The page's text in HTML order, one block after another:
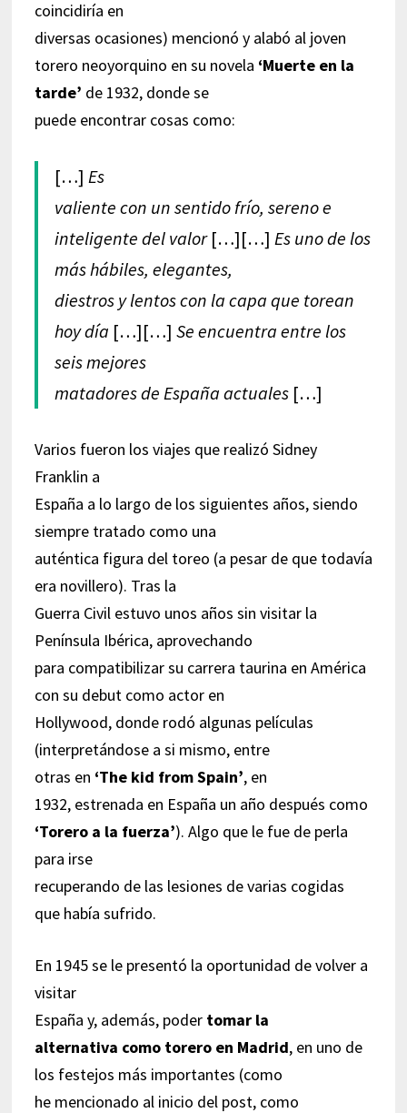
coincidiría en
diversas ocasiones) mencionó y alabó al joven
torero neoyorquino en su novela ‘Muerte en la
tarde’ de 1932, donde se
puede encontrar cosas como:
[…] Es
valiente con un sentido frío, sereno e
inteligente del valor[…][…] Es uno de los
más hábiles, elegantes,
diestros y lentos con la capa que torean
hoy día […][…] Se encuentra entre los
seis mejores
matadores de España actuales[…]
Varios fueron los viajes que realizó Sidney
Franklin a
España a lo largo de los siguientes años, siendo
siempre tratado como una
auténtica figura del toreo (a pesar de que todavía
era novillero). Tras la
Guerra Civil estuvo unos años sin visitar la
Península Ibérica, aprovechando
para compatibilizar su carrera taurina en América
con su debut como actor en
Hollywood, donde rodó algunas películas
(interpretándose a si mismo, entre
otras en ‘The kid from Spain’, en
1932, estrenada en España un año después como
‘Torero a la fuerza’). Algo que le fue de perla
para irse
recuperando de las lesiones de varias cogidas
que había sufrido.
En 1945 se le presentó la oportunidad de volver a
visitar
España y, además, poder tomar la
alternativa como torero en Madrid, en uno de
los festejos más importantes (como
he mencionado al inicio del post, como